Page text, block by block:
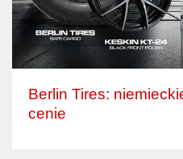
Berlin Tires:
cenie